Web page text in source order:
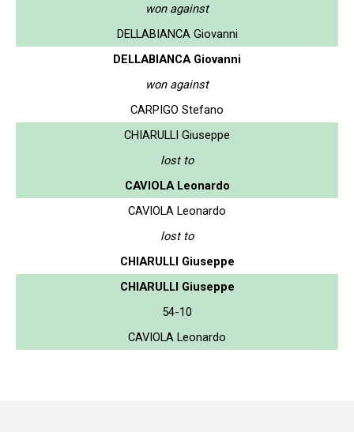
won against
DELLABIANCA Giovanni
DELLABIANCA Giovanni
won against
CARPIGO Stefano
CHIARULLI Giuseppe
lost to
CAVIOLA Leonardo
CAVIOLA Leonardo
lost to
CHIARULLI Giuseppe
CHIARULLI Giuseppe
54-10
CAVIOLA Leonardo